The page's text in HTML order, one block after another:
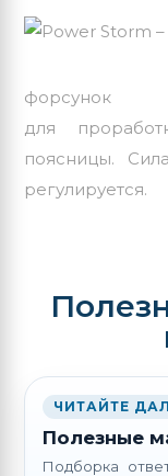
форсунок
для
поясницы.
регулируется.
ЧИТАЙТЕ
Полезные
Подборка